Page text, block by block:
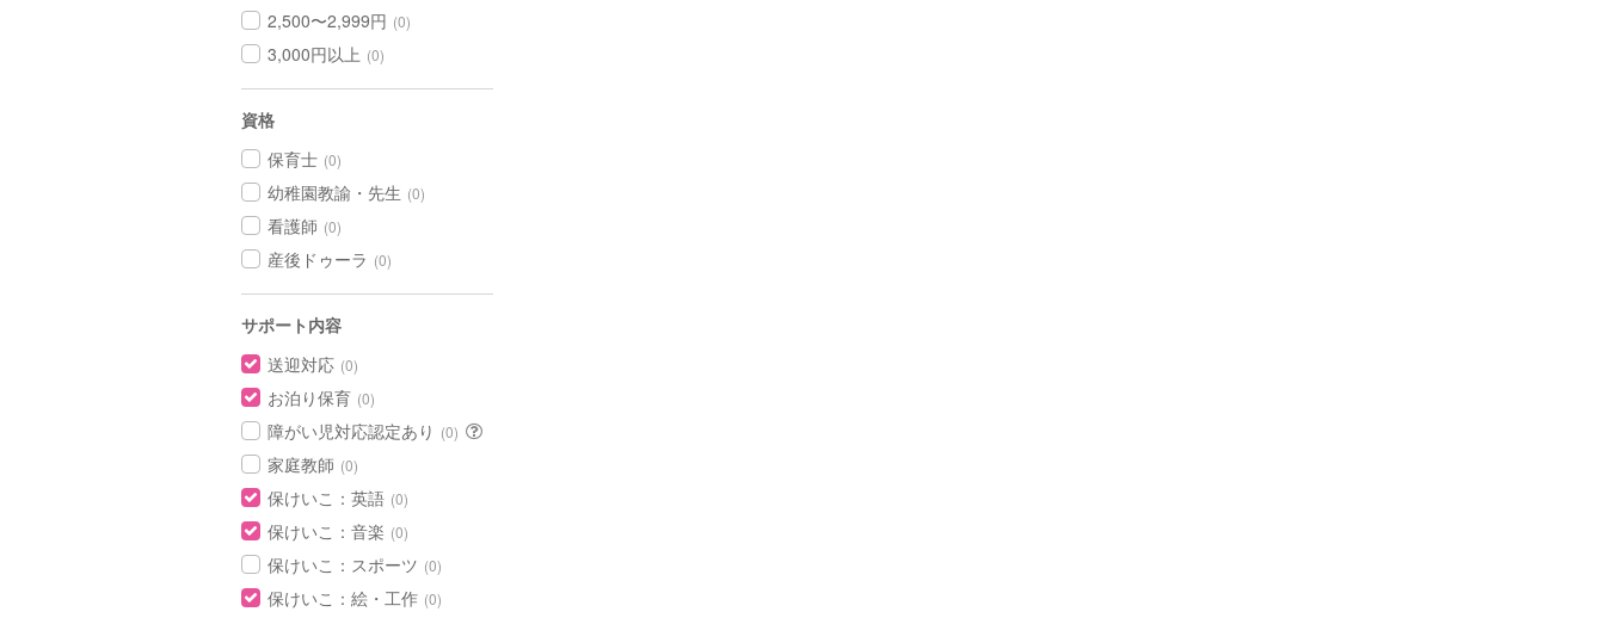
2,500〜2,999円 (0)
3,000円以上 (0)
資格
保育士 (0)
幼稚園教諭・先生 (0)
看護師 (0)
産後ドゥーラ (0)
サポート内容
送迎対応 (0)
お泊り保育 (0)
障がい児対応認定あり (0)
家庭教師 (0)
保けいこ：英語 (0)
保けいこ：音楽 (0)
保けいこ：スポーツ (0)
保けいこ：絵・工作 (0)